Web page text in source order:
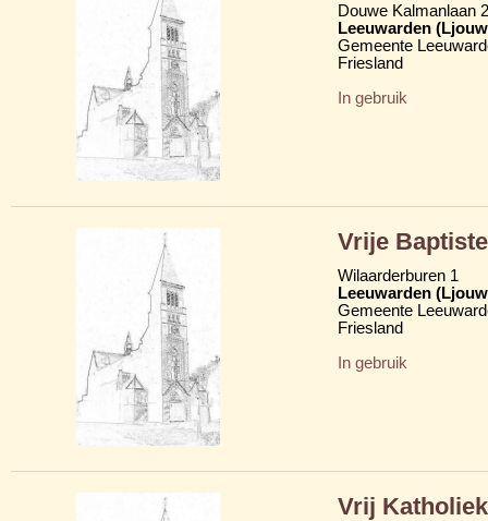
Douwe Kalmanlaan 2
Leeuwarden
Gemeente
Friesland
In gebruik
Vrije
Wilaarderburen 1
Leeuwarden
Gemeente
Friesland
In gebruik
Vrij